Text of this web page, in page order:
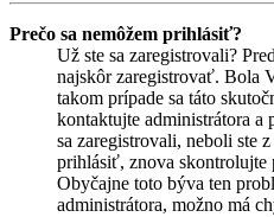
Prečo sa nemôžem prihlásiť?
Už ste sa zaregistrovali?
najskôr zaregistrovať. Bola
takom prípade sa táto
kontaktujte administrátora a
sa zaregistrovali, neboli ste
prihlásiť, znova skontrolujte
Obyčajne toto býva ten
administrátora, možno má